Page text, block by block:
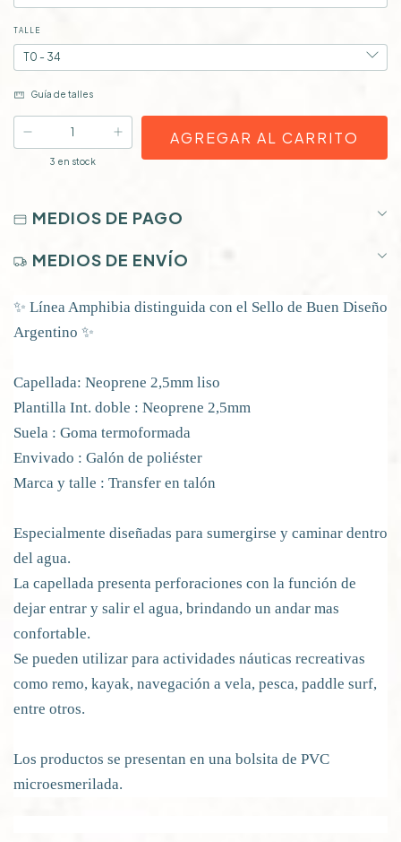
TALLE
Guía de talles
3 en stock
MEDIOS DE PAGO
MEDIOS DE ENVÍO
✨ Línea Amphibia distinguida con el Sello de Buen Diseño
Argentino ✨
Capellada: Neoprene 2,5mm liso
Plantilla Int. doble : Neoprene 2,5mm
Suela : Goma termoformada
Envivado : Galón de poliéster
Marca y talle : Transfer en talón
Especialmente diseñadas para sumergirse y caminar dentro
del agua.
La capellada presenta perforaciones con la función de
dejar entrar y salir el agua, brindando un andar mas
confortable.
Se pueden utilizar para actividades náuticas recreativas
como remo, kayak, navegación a vela, pesca, paddle surf,
entre otros.
Los productos se presentan en una bolsita de PVC
microesmerilada.